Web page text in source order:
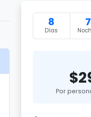
8
Días
7
Por